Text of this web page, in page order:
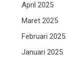
April 2025
Maret 2025
Februari 2025
Januari 2025